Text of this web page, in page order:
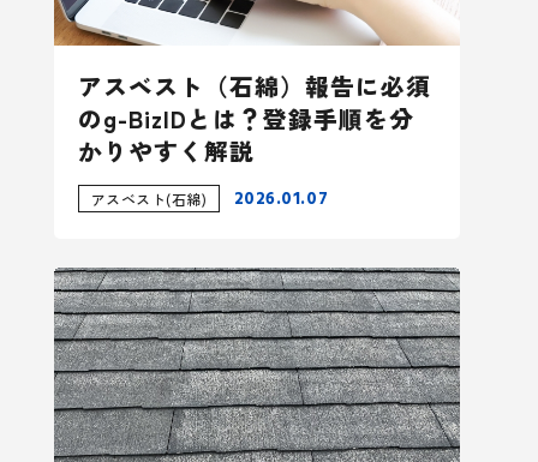
アスベスト（石綿）報告に必須
のg-BizIDとは？登録手順を分
かりやすく解説
アスベスト(石綿) 2026.01.07